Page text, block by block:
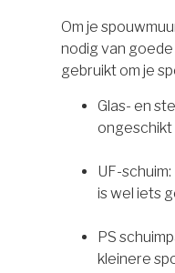
Om je
nodig van
gebruikt om je
Glas- en
ongeschikt
UF-
is wel iets
PS
kleinere